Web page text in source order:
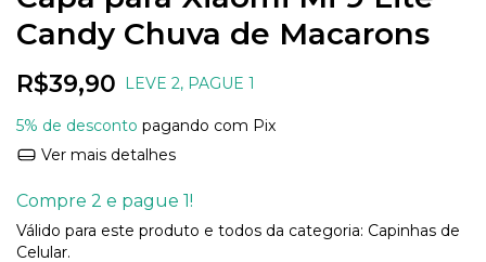
Candy Chuva de Macarons
R$39,90 LEVE 2, PAGUE 1
5% de desconto pagando com Pix
Ver mais detalhes
Compre 2 e pague 1!
Válido para este produto e todos da categoria: Capinhas de
Celular.